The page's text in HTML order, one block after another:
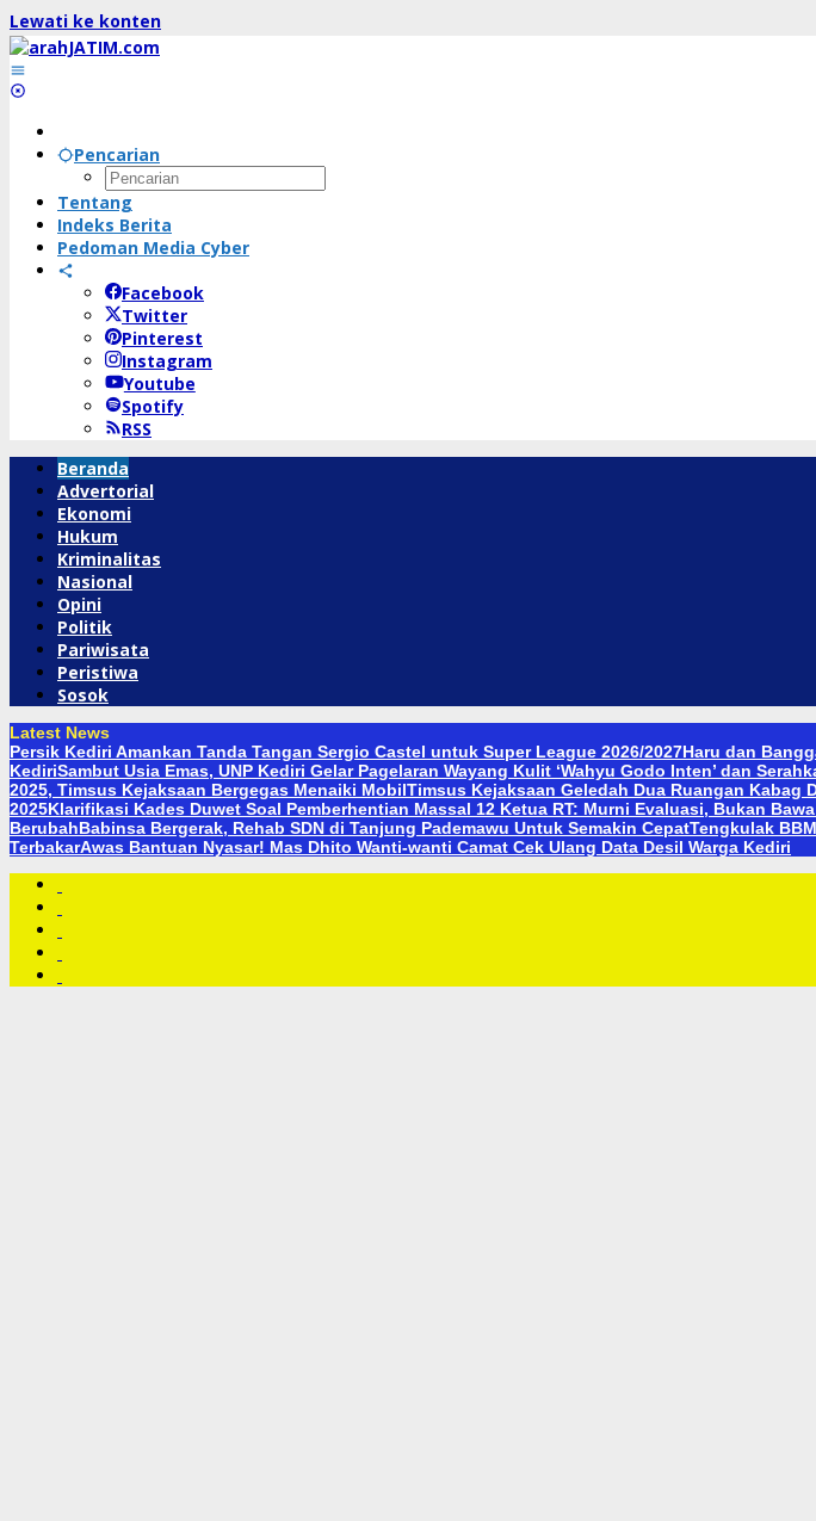
Lewati ke konten
Pencarian
Tentang
Indeks Berita
Pedoman Media Cyber
Facebook
Twitter
Pinterest
Instagram
Youtube
Spotify
RSS
Beranda
Advertorial
Ekonomi
Hukum
Kriminalitas
Nasional
Opini
Politik
Pariwisata
Peristiwa
Sosok
Latest News
Persik Kediri Amankan Tanda Tangan Sergio Castel untuk Super League 2026/2027Haru dan
KediriSambut Usia Emas, UNP Kediri Gelar Pagelaran Wayang Kulit ‘Wahyu Godo Inten’ dan
2025, Timsus Kejaksaan Bergegas Menaiki MobilTimsus Kejaksaan Geledah Dua Ruangan Kabag
2025Klarifikasi Kades Duwet Soal Pemberhentian Massal 12 Ketua RT: Murni Evaluasi, Bukan
BerubahBabinsa Bergerak, Rehab SDN di Tanjung Pademawu Untuk Semakin CepatTengkulak
TerbakarAwas Bantuan Nyasar! Mas Dhito Wanti-wanti Camat Cek Ulang Data Desil Warga Kediri